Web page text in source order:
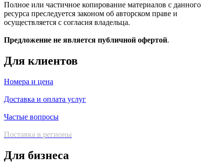
Полное или частичное копирование материалов с данного
ресурса преследуется законом об авторском праве и
осуществляется с согласия владельца.
Предложение не является публичной офертой.
Для клиентов
Номера и цена
Доставка и оплата услуг
Частые вопросы
Поставка в регионы
Для бизнеса